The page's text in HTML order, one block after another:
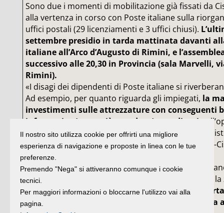
Sono due i momenti di mobilitazione già fissati da
alla vertenza in corso con Poste italiane sulla
uffici postali (29 licenziamenti e 3 uffici chiusi).
settembre presidio in tarda mattinata davanti
italiane all’Arco d’Augusto di Rimini, e
successivo alle 20,30 in Provincia (sala Marvelli,
Rimini).
«I disagi dei dipendenti di Poste italiane si
Ad esempio, per quanto riguarda gli impiegati, la
investimenti sulle attrezzature con conseguenti
informatico (come già accaduto) crea disagio
soprattutto non gli consente di dare adeguata
spiegano Massimo Giungi, segretario generale Slp-
segretario generale Slc-Cgil.
Per quanto riguarda invece i portalettere,
sindacati, «l’ipotesi di tagliare le zone significa che
ripartita tra le zone rimaste. Ciò significa che
il
occuparsi di una zona più grande e questo porta
Il nostro sito utilizza cookie per offrirti una migliore
esperienza di navigazione e proposte in linea con le tue
preferenze.
Premendo "Nega" si attiveranno comunque i cookie
tecnici.
Per maggiori informazioni o bloccarne l'utilizzo vai alla
pagina.